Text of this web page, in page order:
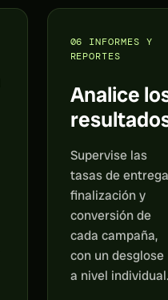
06
INFORMES Y
REPORTES
Analice
Supervise las
tasas de
finalización y
conversión de
cada campaña,
con un desglose
a nivel